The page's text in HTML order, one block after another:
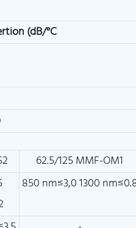
(dB/°C
62.5/125 MMF-OM1
850 nm≤3,0 1300